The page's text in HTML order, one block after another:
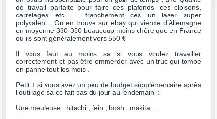
de travail parfaite pour faire ces plafonds, ces cloisons,
carrelages etc .... franchement ces un laser super
polyvalent . On en trouve sur ebay qui vienne d’Allemagne
en moyenne 330-350 beaucoup moins chère que en France
ou ils sont généralement vers 550 €
Il vous faut au moins sa si vous voulez travailler
correctement et pas être emmerder avec un truc qui tombe
en panne tout les mois .
Petit + si vous avez un peu de budget supplémentaire après
l’outillage sa ce fait pas du jour au lendemain :
Une meuleuse : hitachi , fein , bosh , makita .